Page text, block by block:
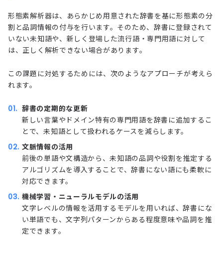
形態素解析器は、あらかじめ用意された辞書を基に形態素の分
割と品詞情報の付与を行います。そのため、辞書に登録されて
いない未知語や、新しく登場した流行語・専門用語に対して
は、正しく解析できない場合があります。
この課題に対処するためには、次のようなアプローチが考えら
れます。
辞書の定期的な更新
新しい言葉やドメイン特有の専門用語を辞書に追加するこ
とで、未知語として扱われるケースを減らします。
文脈情報の活用
前後の単語や文構造から、未知語の品詞や役割を推定する
アルゴリズムを導入することで、辞書にない語にも柔軟に
対応できます。
機械学習・ニューラルモデルの活用
文字レベルの情報を活用するモデルを用いれば、辞書にな
い単語でも、文字列パターンからある程度意味や品詞を推
定できます。